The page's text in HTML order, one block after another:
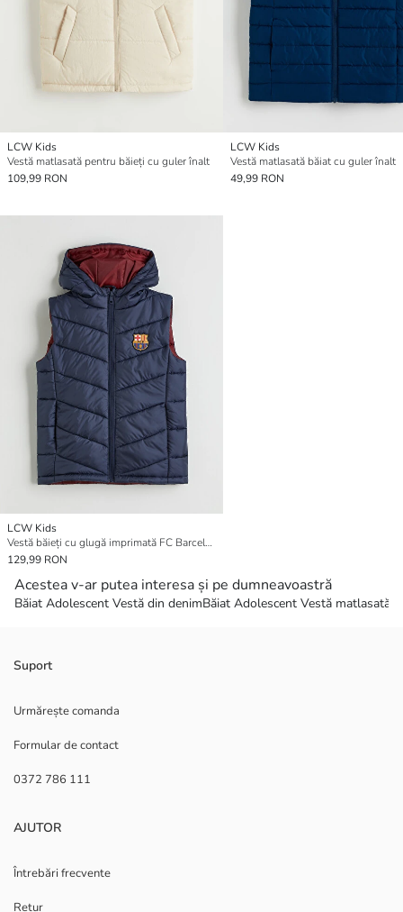
LCW Kids
Vestă matlasată pentru băieți cu guler înalt
109,99 RON
LCW Kids
Vestă matlasată băiat cu guler înalt
49,99 RON
LCW Kids
Vestă băieți cu glugă imprimată FC Barcelona
129,99 RON
Acestea v-ar putea interesa și pe dumneavoastră
Băiat Adolescent Vestă din denimBăiat Adolescent Vestă matlasată
Suport
Urmărește comanda
Formular de contact
0372 786 111
AJUTOR
Întrebări frecvente
Retur